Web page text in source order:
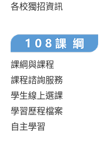
各校獨招資訊
課綱與課程
課程諮詢服務
學生線上選課
學習歷程檔案
自主學習